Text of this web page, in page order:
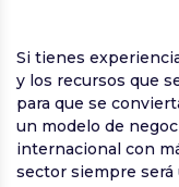
Si tienes
y los recursos que
para que se
un modelo de
internacional con
sector siempre será